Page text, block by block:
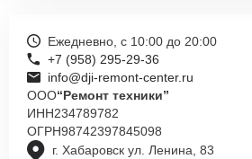
г. Хабаровск ул. Ленина, 83
Ежедневно, с 10:00 до 20:00
+7 (958) 295-29-36
info@dji-remont-center.ru
ООО“Ремонт техники”
ИНН234789782
ОГРН98742397845098